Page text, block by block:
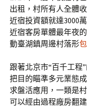
出租，村所有人全體
近宿投資額就達3000
近宿客房單體最年夜
動臺湖鎮周邊村落形
跟著北京市“百千工程
把目的瞄準多元業態
求盤活應用，一類是
可以經由過程廠房翻